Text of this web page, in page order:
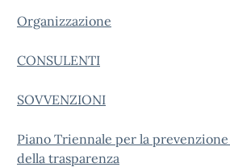
Organizzazione
CONSULENTI
SOVVENZIONI
Piano Triennale per la
della trasparenza